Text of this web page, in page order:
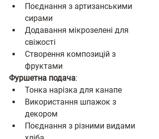
Поєднання з артизанськими
сирами
Додавання мікрозелені для
свіжості
Створення композицій з
фруктами
Фуршетна подача:
Тонка нарізка для канапе
Використання шпажок з
декором
Поєднання з різними видами